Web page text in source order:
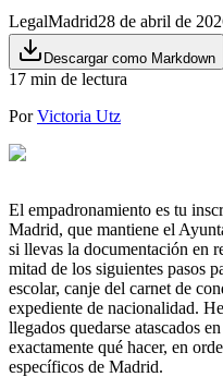
LegalMadrid28 de abril de
Descargar como Markdown
17 min de lectura
Por Victoria Utz
El empadronamiento es tu
Madrid, que mantiene el
si llevas la documentación en
mitad de los siguientes pasos
escolar, canje del carnet de
expediente de nacionalidad.
llegados quedarse atascados
exactamente qué hacer, en
específicos de Madrid.